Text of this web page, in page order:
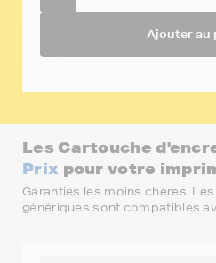
Ajouter au
Les Cartouche
Prix pour votre
Garanties les moins chères.
génériques sont compatibles